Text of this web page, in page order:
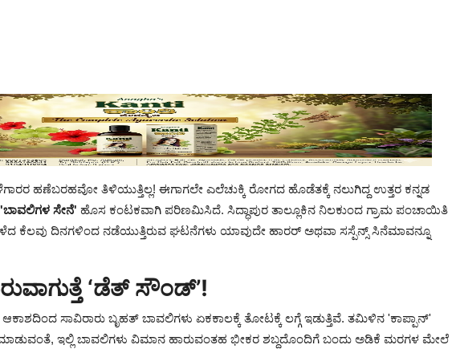
s
e
ಹಣೆಬರಹವೋ ತಿಳಿಯುತ್ತಿಲ್ಲ! ಈಗಾಗಲೇ ಎಲೆಚುಕ್ಕಿ ರೋಗದ ಹೊಡೆತಕ್ಕೆ ನಲುಗಿದ್ದ ಉತ್ತರ ಕನ್ನಡ
'ಬಾವಲಿಗಳ ಸೇನೆ' ಹೊಸ ಕಂಟಕವಾಗಿ ಪರಿಣಮಿಸಿದೆ. ಸಿದ್ಧಾಪುರ ತಾಲ್ಲೂಕಿನ ನಿಲಕುಂದ ಗ್ರಾಮ ಪಂಚಾಯಿತಿ
ಕೆಲವು ದಿನಗಳಿಂದ ನಡೆಯುತ್ತಿರುವ ಘಟನೆಗಳು ಯಾವುದೇ ಹಾರರ್ ಅಥವಾ ಸಸ್ಪೆನ್ಸ್ ಸಿನೆಮಾವನ್ನೂ
‘ಡೆತ್ ಸೌಂಡ್’!
ಸಾವಿರಾರು ಬೃಹತ್ ಬಾವಲಿಗಳು ಏಕಕಾಲಕ್ಕೆ ತೋಟಕ್ಕೆ ಲಗ್ಗೆ ಇಡುತ್ತಿವೆ. ತಮಿಳಿನ 'ಕಾಪ್ಪಾನ್'
ಇಲ್ಲಿ ಬಾವಲಿಗಳು ವಿಮಾನ ಹಾರುವಂತಹ ಭೀಕರ ಶಬ್ದದೊಂದಿಗೆ ಬಂದು ಅಡಿಕೆ ಮರಗಳ ಮೇಲೆ